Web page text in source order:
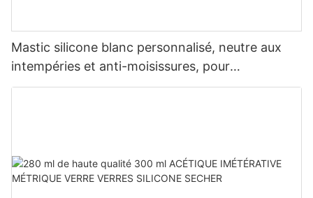
Mastic silicone blanc personnalisé, neutre aux
intempéries et anti-moisissures, pour
applications de cuisine et de salle de bain